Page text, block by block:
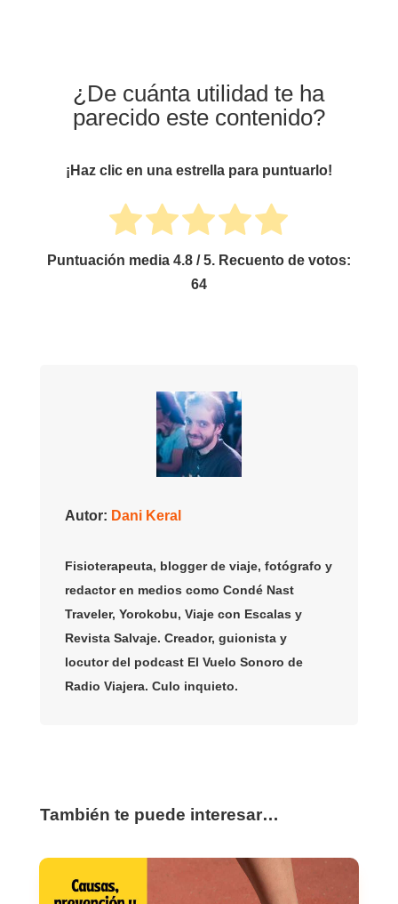
¿De cuánta utilidad te ha
parecido este contenido?
¡Haz clic en una estrella para puntuarlo!
Puntuación media 4.8/ 5. Recuento de votos:
64
Autor: Dani Keral
Fisioterapeuta, blogger de viaje, fotógrafo y
redactor en medios como Condé Nast
Traveler, Yorokobu, Viaje con Escalas y
Revista Salvaje. Creador, guionista y
locutor del podcast El Vuelo Sonoro de
Radio Viajera. Culo inquieto.
También te puede interesar…